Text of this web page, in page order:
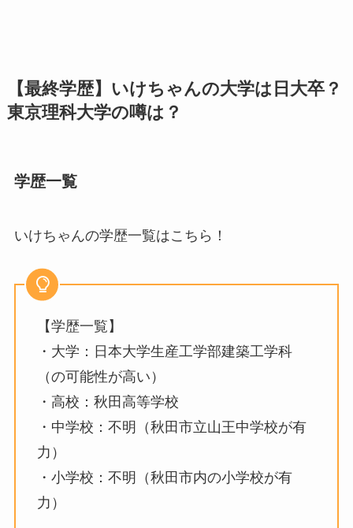
【最終学歴】いけちゃんの大学は日大卒？
東京理科大学の噂は？
学歴一覧
いけちゃんの学歴一覧はこちら！
【学歴一覧】
・大学：日本大学生産工学部建築工学科
（の可能性が高い）
・高校：秋田高等学校
・中学校：不明（秋田市立山王中学校が有
力）
・小学校：不明（秋田市内の小学校が有
力）